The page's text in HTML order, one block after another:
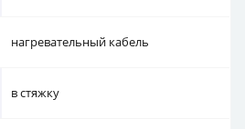
нагревательный кабель
в стяжку